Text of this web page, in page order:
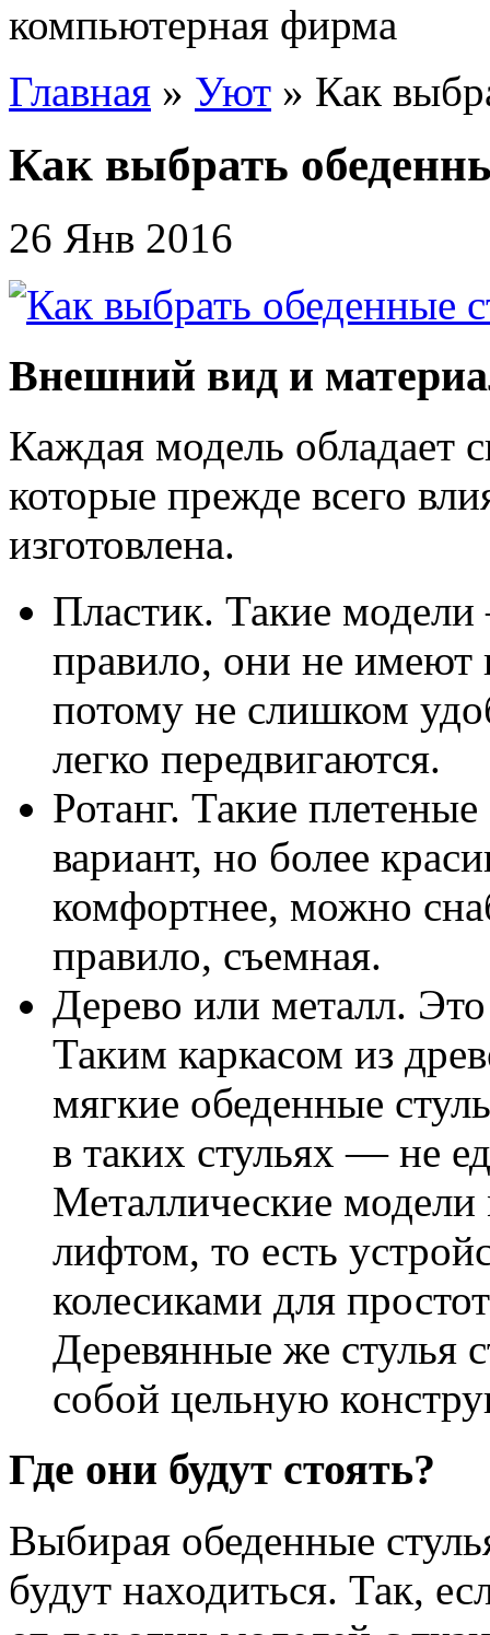
компьютерная фирма
Главная » Уют » Как
Как выбрать
26 Янв 2016
Внешний вид и
Каждая модель обладает
которые прежде всего
изготовлена.
Пластик. Такие
правило, они не имеют
потому не слишком
легко передвигаются.
Ротанг. Такие
вариант, но более
комфортнее, можно
правило, съемная.
Дерево или металл.
Таким каркасом из
мягкие обеденные
в таких стульях — не
Металлические
лифтом, то есть
колесиками для
Деревянные же стулья
собой цельную
Где они будут стоять?
Выбирая обеденные
будут находиться. Так,